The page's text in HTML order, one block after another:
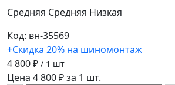
Средняя Средняя Низкая
Код: вн-35569
+Скидка 20% на шиномонтаж
4 800 ₽ / 1 шт
Цена 4 800 ₽ за 1 шт.